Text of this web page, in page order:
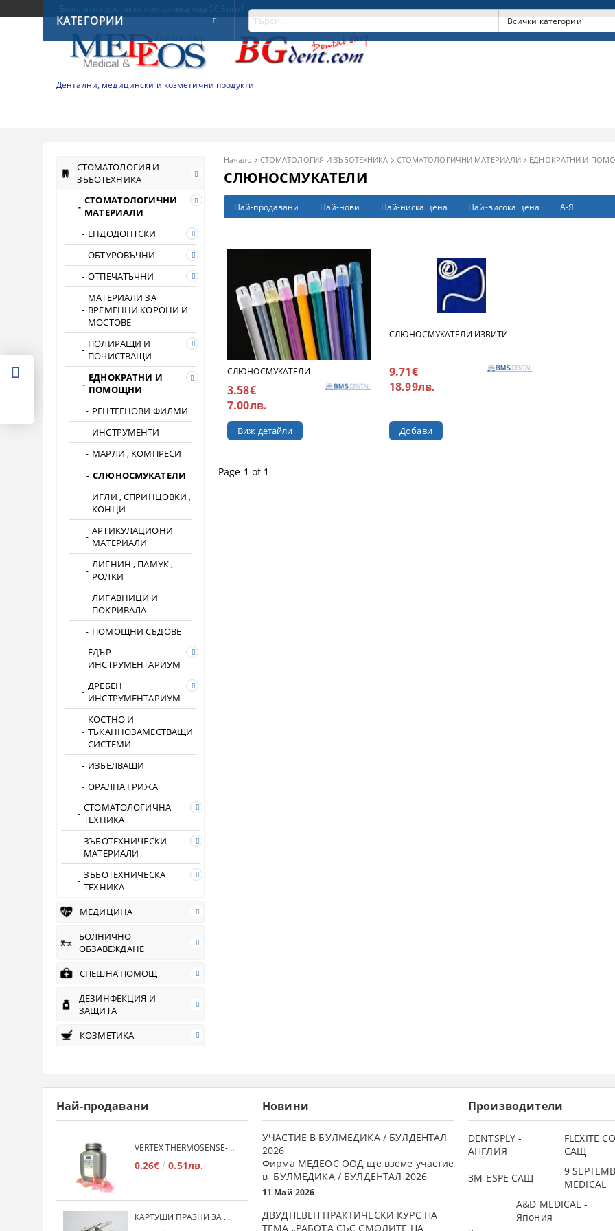
Дентални, медицински и козметични продукти
КАТЕГОРИИ
СТОМАТОЛОГИЯ И
ЗЪБОТЕХНИКА
СТОМАТОЛОГИЧНИ
МАТЕРИАЛИ
ЕНДОДОНТСКИ
ОБТУРОВЪЧНИ
ОТПЕЧАТЪЧНИ
МАТЕРИАЛИ ЗА
ВРЕМЕННИ КОРОНИ И
МОСТОВЕ
ПОЛИРАЩИ И
ПОЧИСТВАЩИ
ЕДНОКРАТНИ И
ПОМОЩНИ
РЕНТГЕНОВИ ФИЛМИ
ИНСТРУМЕНТИ
МАРЛИ , КОМПРЕСИ
СЛЮНОСМУКАТЕЛИ
ИГЛИ , СПРИНЦОВКИ ,
КОНЦИ
АРТИКУЛАЦИОНИ
МАТЕРИАЛИ
ЛИГНИН , ПАМУК ,
РОЛКИ
ЛИГАВНИЦИ И
ПОКРИВАЛА
ПОМОЩНИ СЪДОВЕ
ЕДЪР
ИНСТРУМЕНТАРИУМ
ДРЕБЕН
ИНСТРУМЕНТАРИУМ
КОСТНО И
ТЪКАННОЗАМЕСТВАЩИ
СИСТЕМИ
ИЗБЕЛВАЩИ
ОРАЛНА ГРИЖА
СТОМАТОЛОГИЧНА
ТЕХНИКА
ЗЪБОТЕХНИЧЕСКИ
МАТЕРИАЛИ
ЗЪБОТЕХНИЧЕСКА
ТЕХНИКА
МЕДИЦИНА
БОЛНИЧНО
ОБЗАВЕЖДАНЕ
СПЕШНА ПОМОЩ
ДЕЗИНФЕКЦИЯ И
ЗАЩИТА
КОЗМЕТИКА
Начало СТОМАТОЛОГИЯ И ЗЪБОТЕХНИКА СТОМАТОЛОГИЧНИ МАТЕРИАЛИ ЕДНОКРАТНИ И
СЛЮНОСМУКАТЕЛИ
Най-продавани Най-нови Най-ниска цена Най-висока цена А-Я
СЛЮНОСМУКАТЕЛИ
3.58€
7.00лв.
Виж детайли
СЛЮНОСМУКАТЕЛИ ИЗВИТИ
9.71€
18.99лв.
Page 1 of 1
Най-продавани
VERTEX THERMOSENSE- ГРАНУЛАТ ЗА МЕКИ ПРОТЕЗИ
0.26€ 0.51лв.
КАРТУШИ ПРАЗНИ ЗА МЕКА ПЛАСТМАСА
Новини
УЧАСТИЕ В БУЛМЕДИКА / БУЛДЕНТАЛ
2026
Фирма МЕДЕОС ООД ще вземе участие
в БУЛМЕДИКА / БУЛДЕНТАЛ 2026
11 Май 2026
ДВУДНЕВЕН ПРАКТИЧЕСКИ КУРС НА
ТЕМА „РАБОТА СЪС СМОЛИТЕ НА
Производители
DENTSPLY -
АНГЛИЯ
FLEXITE
САЩ
3М-ESPE САЩ
9
MEDICAL
A&D MEDICAL -
Япония